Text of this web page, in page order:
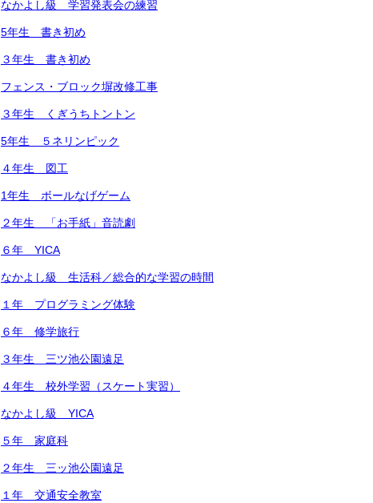
なかよし級 学習発表会の練習
5年生 書き初め
３年生 書き初め
フェンス・ブロック塀改修工事
３年生 くぎうちトントン
5年生 ５ネリンピック
４年生 図工
1年生 ボールなげゲーム
２年生 「お手紙」音読劇
６年 YICA
なかよし級 生活科／総合的な学習の時間
１年 プログラミング体験
６年 修学旅行
３年生 三ツ池公園遠足
４年生 校外学習（スケート実習）
なかよし級 YICA
５年 家庭科
２年生 三ッ池公園遠足
１年 交通安全教室